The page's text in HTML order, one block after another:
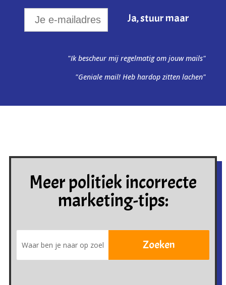
"Ik bescheur mij regelmatig om jouw mails"
"Geniale mail! Heb hardop zitten lachen"
Meer politiek incorrecte
marketing-tips: